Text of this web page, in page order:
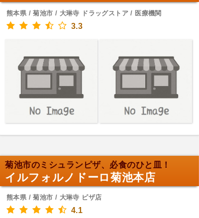
熊本県 / 菊池市 / 大琳寺 ドラッグストア / 医療機関
3.3
菊池市のミシュランピザ、必食のひと皿！
イルフォルノドーロ菊池本店
熊本県 / 菊池市 / 大琳寺 ピザ店
4.1